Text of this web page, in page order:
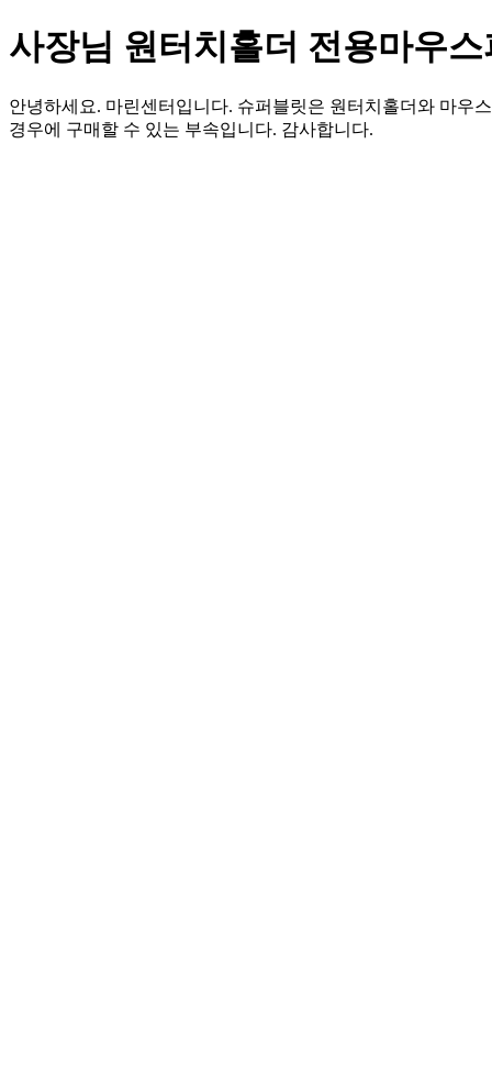
사장님 원터치홀더 전용마우
안녕하세요. 마린센터입니다. 슈퍼블릿은 원터치홀더와 마우
경우에 구매할 수 있는 부속입니다. 감사합니다.